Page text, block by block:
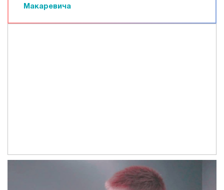
Макаревича